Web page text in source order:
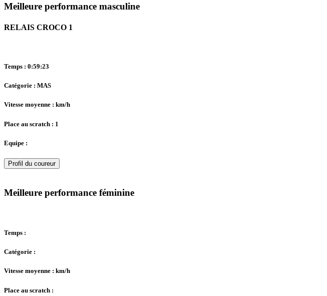
Meilleure performance masculine
RELAIS CROCO 1
Temps : 0:59:23
Catégorie : MAS
Vitesse moyenne : km/h
Place au scratch : 1
Equipe :
Profil du coureur
Meilleure performance féminine
Temps :
Catégorie :
Vitesse moyenne : km/h
Place au scratch :